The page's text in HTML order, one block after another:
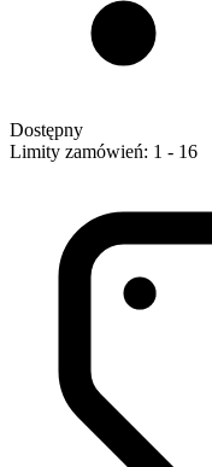
Dostępny
Limity zamówień: 1 - 16